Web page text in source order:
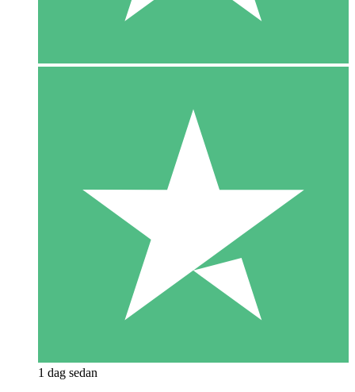
1 dag sedan